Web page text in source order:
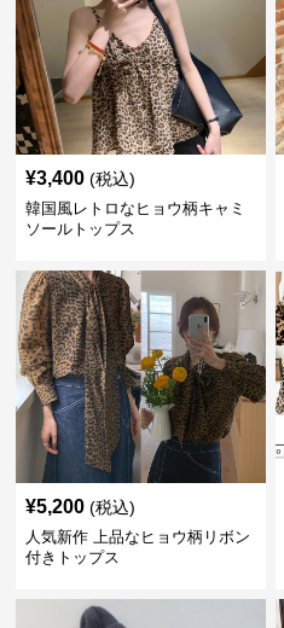
¥3,400 (税込)
韓国風レトロなヒョウ柄キャミ
ソールトップス
¥5,200 (税込)
人気新作 上品なヒョウ柄リボン
付きトップス